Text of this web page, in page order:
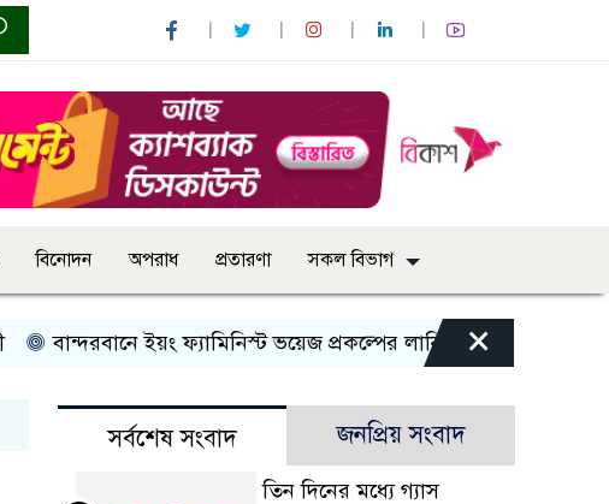
বিনোদন অপরাধ প্রতারণা সকল বিভাগ
বান্দরবানে ইয়ং ফ্যামিনিস্ট ভয়েজ প্রকল্পের লার্নিং শেয়ারিং কর্মশালা
×
সর্বশেষ সংবাদ জনপ্রিয় সংবাদ
তিন দিনের মধ্যে গ্যাস